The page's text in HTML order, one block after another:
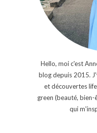
Hello, moi c'est
blog depuis 2015.
et découvertes
green (beauté,
qui